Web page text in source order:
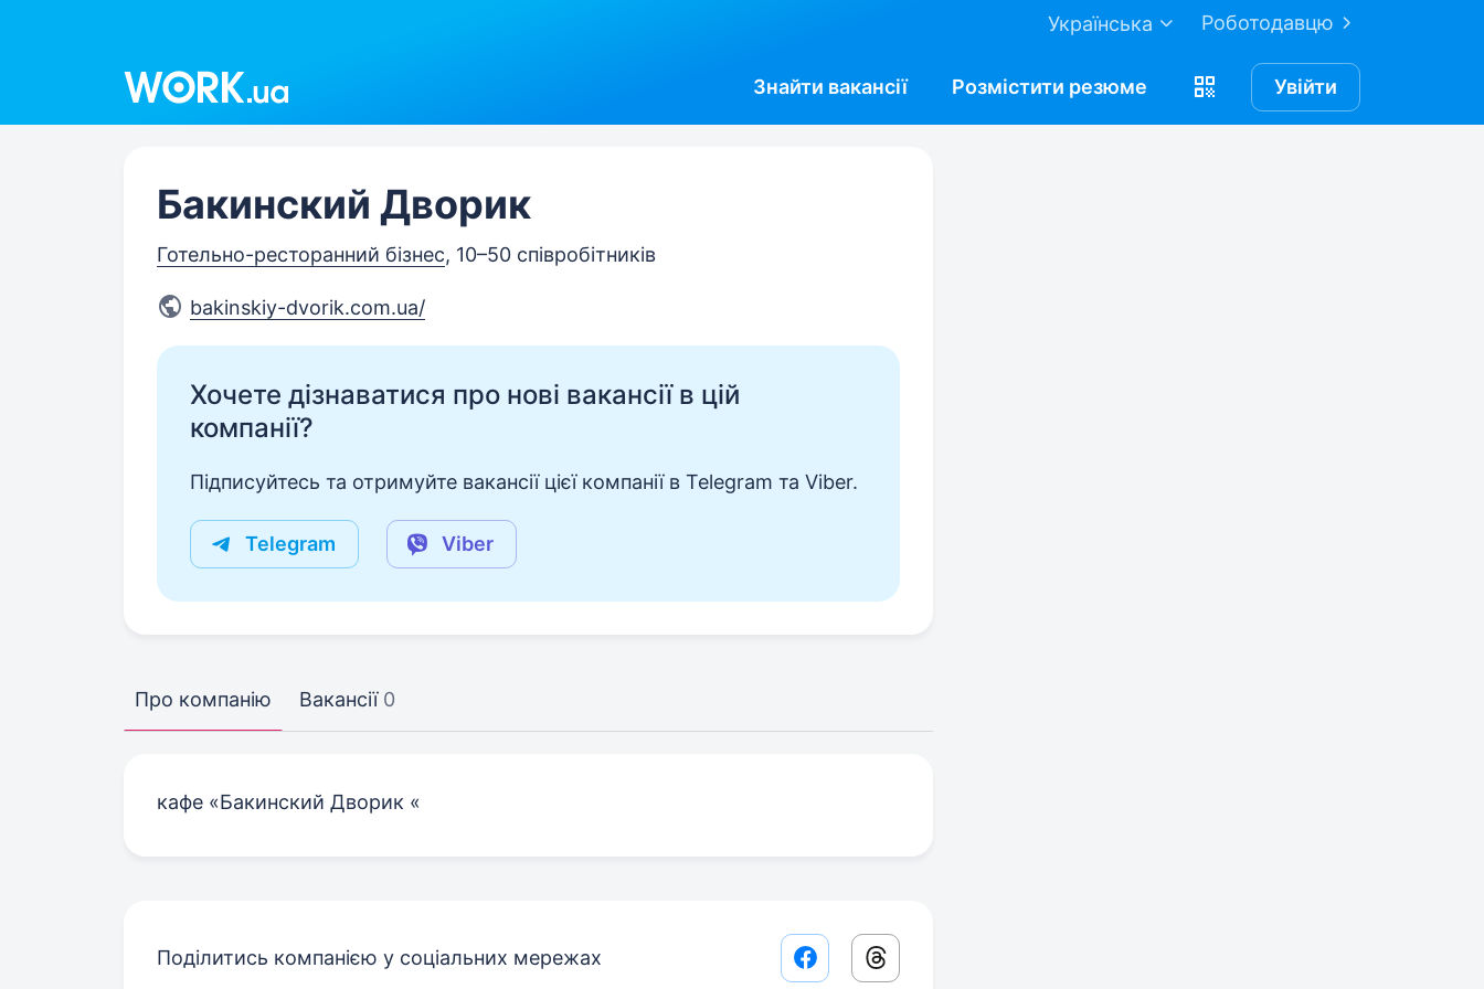
Роботодавцю
Українська
Знайти вакансії Розмістити резюме Увійти
Бакинский Дворик
Готельно-ресторанний бізнес, 10–50 співробітників
bakinskiy-dvorik.com.ua/
Хочете дізнаватися про нові вакансії в цій
компанії?
Підписуйтесь та отримуйте вакансії цієї компанії в Telegram та Viber.
Telegram Viber
Про компанію Вакансії 0
кафе «Бакинский Дворик «
Поділитись компанією у соціальних мережах Facebook share link
Threads share link